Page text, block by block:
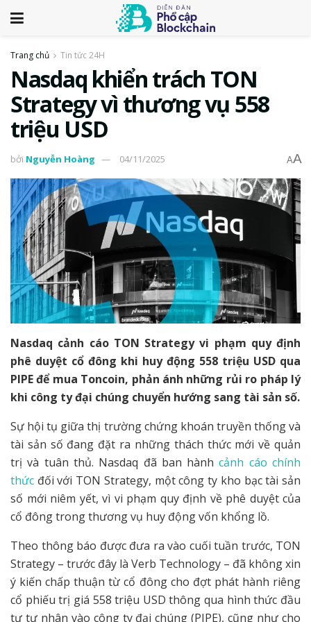
Trang chủ Tin tức 24H
Nasdaq khiển trách TON
Strategy vì thương vụ 558
triệu USD
bởi Nguyễn Hoàng 04/11/2025 AA
Nasdaq cảnh cáo TON Strategy vi phạm quy định
phê duyệt cổ đông khi huy động 558 triệu USD qua
PIPE để mua Toncoin, phản ánh những rủi ro pháp lý
khi công ty đại chúng chuyển hướng sang tài sản số.
Sự hội tụ giữa thị trường chứng khoán truyền thống và
tài sản số đang đặt ra những thách thức mới về quản
trị và tuân thủ. Nasdaq đã ban hànhcảnh cáo chính
thức đối với TON Strategy, một công ty kho bạc tài sản
số mới niêm yết, vì vi phạm quy định về phê duyệt của
cổ đông trong thương vụ huy động vốn khổng lồ.
Theo thông báo được đưa ra vào cuối tuần trước, TON
Strategy – trước đây là Verb Technology – đã không xin
ý kiến chấp thuận từ cổ đông cho đợt phát hành riêng
cổ phiếu trị giá 558 triệu USD thông qua hình thức đầu
tư tư nhân vào công ty đại chúng (PIPE), cũng như cho